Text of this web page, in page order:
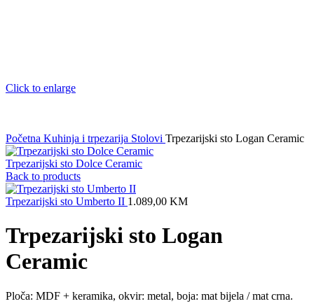
Click to enlarge
Početna Kuhinja i trpezarija Stolovi Trpezarijski sto Logan Ceramic
Trpezarijski sto Dolce Ceramic
Back to products
Trpezarijski sto Umberto II 1.089,00 KM
Trpezarijski sto Logan
Ceramic
Ploča: MDF + keramika, okvir: metal, boja: mat bijela / mat crna.